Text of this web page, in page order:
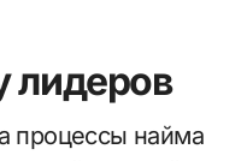
лидеров
процессы найма